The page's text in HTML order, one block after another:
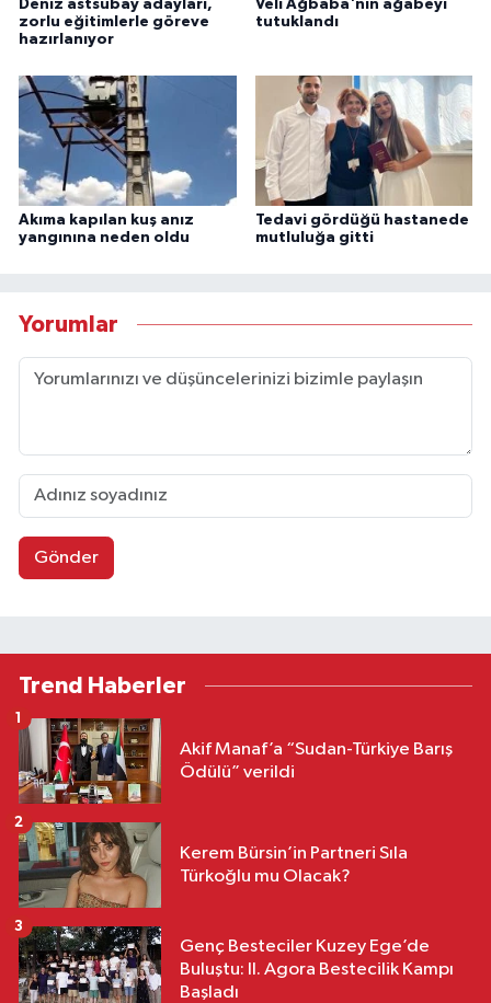
Deniz astsubay adayları,
zorlu eğitimlerle göreve
hazırlanıyor
Veli Ağbaba'nın ağabeyi
tutuklandı
Akıma kapılan kuş anız
yangınına neden oldu
Tedavi gördüğü hastanede
mutluluğa gitti
Yorumlar
Gönder
Trend Haberler
Akif Manaf’a “Sudan-Türkiye Barış
Ödülü” verildi
1
Kerem Bürsin’in Partneri Sıla
Türkoğlu mu Olacak?
2
Genç Besteciler Kuzey Ege’de
Buluştu: II. Agora Bestecilik Kampı
Başladı
3